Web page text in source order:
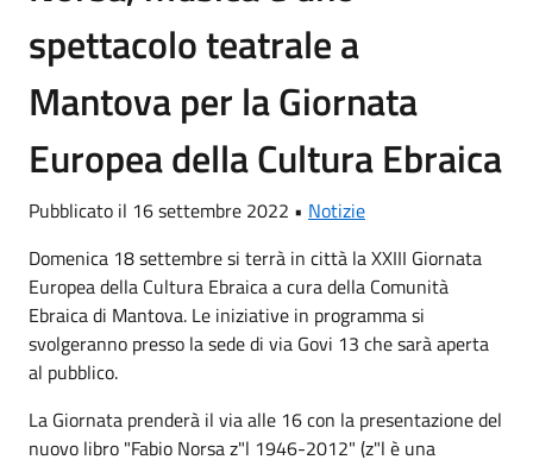
spettacolo teatrale a
Mantova per la Giornata
Europea della Cultura Ebraica
Pubblicato il 16 settembre 2022 • Notizie
Domenica 18 settembre si terrà in città la XXIII Giornata
Europea della Cultura Ebraica a cura della Comunità
Ebraica di Mantova. Le iniziative in programma si
svolgeranno presso la sede di via Govi 13 che sarà aperta
al pubblico.
La Giornata prenderà il via alle 16 con la presentazione del
nuovo libro "Fabio Norsa z"l 1946-2012" (z"l è una